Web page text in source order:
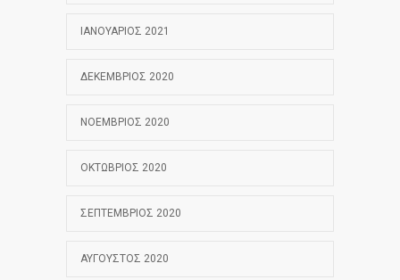
ΙΑΝΟΥΆΡΙΟΣ 2021
ΔΕΚΈΜΒΡΙΟΣ 2020
ΝΟΈΜΒΡΙΟΣ 2020
ΟΚΤΏΒΡΙΟΣ 2020
ΣΕΠΤΈΜΒΡΙΟΣ 2020
ΑΎΓΟΥΣΤΟΣ 2020